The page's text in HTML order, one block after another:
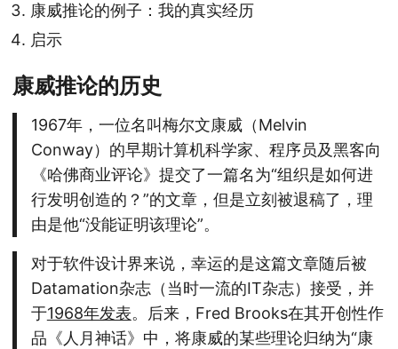
康威推论的例子：我的真实经历
启示
康威推论的历史
1967年，一位名叫梅尔文康威（Melvin
Conway）的早期计算机科学家、程序员及黑客向
《哈佛商业评论》提交了一篇名为“组织是如何进
行发明创造的？”的文章，但是立刻被退稿了，理
由是他“没能证明该理论”。
对于软件设计界来说，幸运的是这篇文章随后被
Datamation杂志（当时一流的IT杂志）接受，并
于1968年发表。后来，Fred Brooks在其开创性作
品《人月神话》中，将康威的某些理论归纳为“康